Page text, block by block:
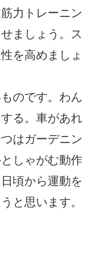
力トレーニン
ましょう。ス
を高めましょ
のです。わん
る。車があれ
はガーデニン
しゃがむ動作
頃から運動を
と思います。